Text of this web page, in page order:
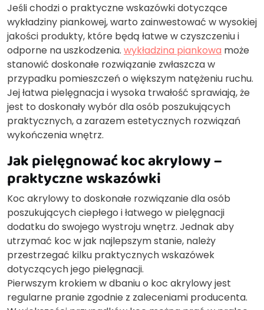
Jeśli chodzi o praktyczne wskazówki dotyczące
wykładziny piankowej, warto zainwestować w wysokiej
jakości produkty, które będą łatwe w czyszczeniu i
odporne na uszkodzenia. wykładzina piankowa może
stanowić doskonałe rozwiązanie zwłaszcza w
przypadku pomieszczeń o większym natężeniu ruchu.
Jej łatwa pielęgnacja i wysoka trwałość sprawiają, że
jest to doskonały wybór dla osób poszukujących
praktycznych, a zarazem estetycznych rozwiązań
wykończenia wnętrz.
Jak pielęgnować koc akrylowy –
praktyczne wskazówki
Koc akrylowy to doskonałe rozwiązanie dla osób
poszukujących ciepłego i łatwego w pielęgnacji
dodatku do swojego wystroju wnętrz. Jednak aby
utrzymać koc w jak najlepszym stanie, należy
przestrzegać kilku praktycznych wskazówek
dotyczących jego pielęgnacji.
Pierwszym krokiem w dbaniu o koc akrylowy jest
regularne pranie zgodnie z zaleceniami producenta.